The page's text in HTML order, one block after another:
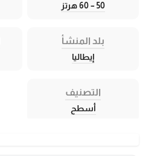
50 – 60 هرتز
بلد المنشأ
إيطاليا
التصنيف
أسطح